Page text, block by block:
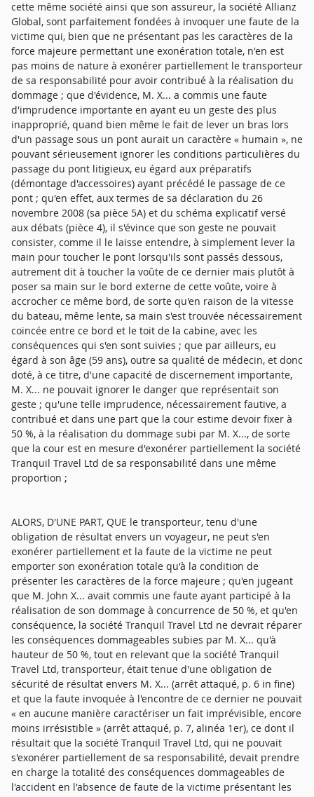
cette même société ainsi que son assureur, la société Allianz
Global, sont parfaitement fondées à invoquer une faute de la
victime qui, bien que ne présentant pas les caractères de la
force majeure permettant une exonération totale, n'en est
pas moins de nature à exonérer partiellement le transporteur
de sa responsabilité pour avoir contribué à la réalisation du
dommage ; que d'évidence, M. X... a commis une faute
d'imprudence importante en ayant eu un geste des plus
inapproprié, quand bien même le fait de lever un bras lors
d'un passage sous un pont aurait un caractère « humain », ne
pouvant sérieusement ignorer les conditions particulières du
passage du pont litigieux, eu égard aux préparatifs
(démontage d'accessoires) ayant précédé le passage de ce
pont ; qu'en effet, aux termes de sa déclaration du 26
novembre 2008 (sa pièce 5A) et du schéma explicatif versé
aux débats (pièce 4), il s'évince que son geste ne pouvait
consister, comme il le laisse entendre, à simplement lever la
main pour toucher le pont lorsqu'ils sont passés dessous,
autrement dit à toucher la voûte de ce dernier mais plutôt à
poser sa main sur le bord externe de cette voûte, voire à
accrocher ce même bord, de sorte qu'en raison de la vitesse
du bateau, même lente, sa main s'est trouvée nécessairement
coincée entre ce bord et le toit de la cabine, avec les
conséquences qui s'en sont suivies ; que par ailleurs, eu
égard à son âge (59 ans), outre sa qualité de médecin, et donc
doté, à ce titre, d'une capacité de discernement importante,
M. X... ne pouvait ignorer le danger que représentait son
geste ; qu'une telle imprudence, nécessairement fautive, a
contribué et dans une part que la cour estime devoir fixer à
50 %, à la réalisation du dommage subi par M. X..., de sorte
que la cour est en mesure d'exonérer partiellement la société
Tranquil Travel Ltd de sa responsabilité dans une même
proportion ;
ALORS, D'UNE PART, QUE le transporteur, tenu d'une
obligation de résultat envers un voyageur, ne peut s'en
exonérer partiellement et la faute de la victime ne peut
emporter son exonération totale qu'à la condition de
présenter les caractères de la force majeure ; qu'en jugeant
que M. John X... avait commis une faute ayant participé à la
réalisation de son dommage à concurrence de 50 %, et qu'en
conséquence, la société Tranquil Travel Ltd ne devrait réparer
les conséquences dommageables subies par M. X... qu'à
hauteur de 50 %, tout en relevant que la société Tranquil
Travel Ltd, transporteur, était tenue d'une obligation de
sécurité de résultat envers M. X... (arrêt attaqué, p. 6 in fine)
et que la faute invoquée à l'encontre de ce dernier ne pouvait
« en aucune manière caractériser un fait imprévisible, encore
moins irrésistible » (arrêt attaqué, p. 7, alinéa 1er), ce dont il
résultait que la société Tranquil Travel Ltd, qui ne pouvait
s'exonérer partiellement de sa responsabilité, devait prendre
en charge la totalité des conséquences dommageables de
l'accident en l'absence de faute de la victime présentant les